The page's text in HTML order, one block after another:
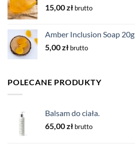
15,00zł brutto
Amber Inclusion Soap 20g
5,00zł brutto
POLECANE PRODUKTY
Balsam do ciała.
65,00zł brutto